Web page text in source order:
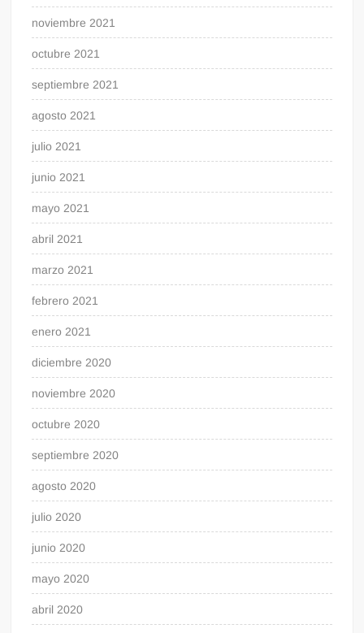
noviembre 2021
octubre 2021
septiembre 2021
agosto 2021
julio 2021
junio 2021
mayo 2021
abril 2021
marzo 2021
febrero 2021
enero 2021
diciembre 2020
noviembre 2020
octubre 2020
septiembre 2020
agosto 2020
julio 2020
junio 2020
mayo 2020
abril 2020